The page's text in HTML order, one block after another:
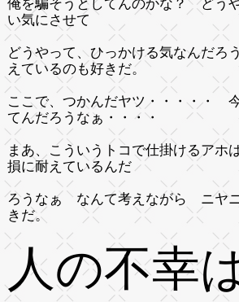
俺を騙そうとしてんのかな？ どう
い気にさせて
どうやって、ひっかける気なんだ
えているのも好きだ。
ここで、つかんだヤツ・・・・・
てんだろうなぁ・・・・
まあ、こういうトコで仕掛けるアホ
損に耐えているんだ
ろうなぁ なんて考えながら ニヤ
きだ。
人の不幸